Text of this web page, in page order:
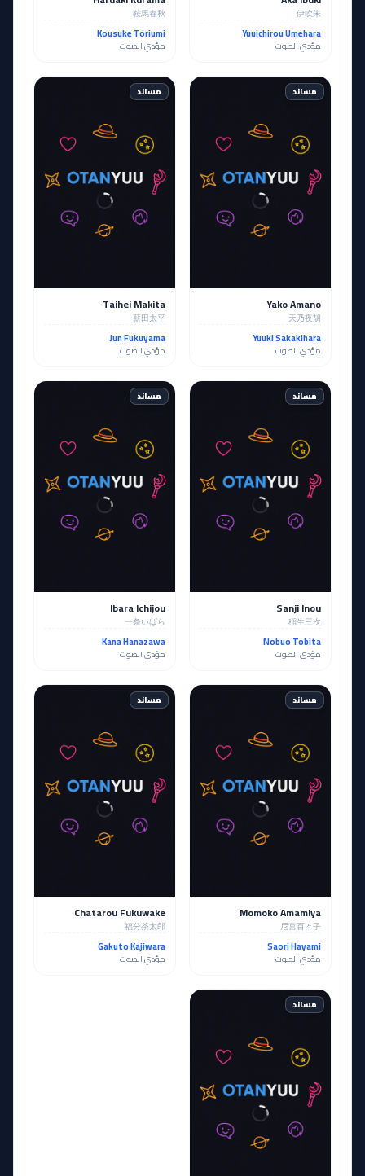
伊吹朱
Yuuichirou Umehara
مؤدي الصوت
鞍馬春秋
Kousuke Toriumi
مؤدي الصوت
مساند
Yako Amano
天乃夜胡
Yuuki Sakakihara
مؤدي الصوت
مساند
Taihei Makita
薪田太平
Jun Fukuyama
مؤدي الصوت
مساند
Sanji Inou
稲生三次
Nobuo Tobita
مؤدي الصوت
مساند
Ibara Ichijou
一条いばら
Kana Hanazawa
مؤدي الصوت
مساند
Momoko Amamiya
尼宮百々子
Saori Hayami
مؤدي الصوت
مساند
Chatarou Fukuwake
福分茶太郎
Gakuto Kajiwara
مؤدي الصوت
مساند